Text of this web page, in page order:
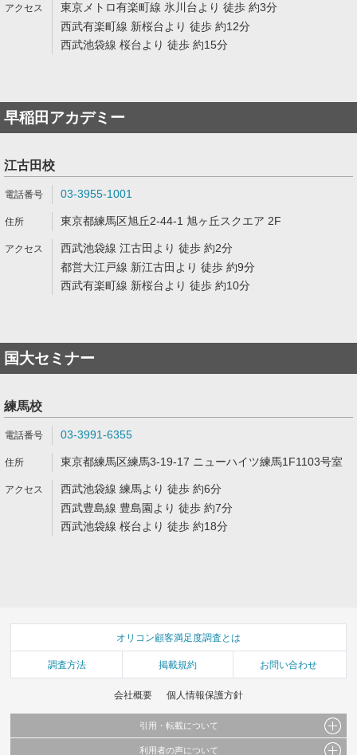
東京メトロ有楽町線 氷川台より 徒歩 約3分
西武有楽町線 新桜台より 徒歩 約12分
西武池袋線 桜台より 徒歩 約15分
早稲田アカデミー
江古田校
03-3955-1001
東京都練馬区旭丘2-44-1 旭ヶ丘スクエア 2F
西武池袋線 江古田より 徒歩 約2分
都営大江戸線 新江古田より 徒歩 約9分
西武有楽町線 新桜台より 徒歩 約10分
国大セミナー
練馬校
03-3991-6355
東京都練馬区練馬3-19-17 ニューハイツ練馬1F1103号室
西武池袋線 練馬より 徒歩 約6分
西武豊島線 豊島園より 徒歩 約7分
西武池袋線 桜台より 徒歩 約18分
オリコン顧客満足度調査とは
調査方法 掲載規約 お問い合わせ
会社概要 個人情報保護方針
引用・転載について
当サイトで公開されている情報（文字、写真、イラスト、画像データ等）及びこれらの配
利用者の声について